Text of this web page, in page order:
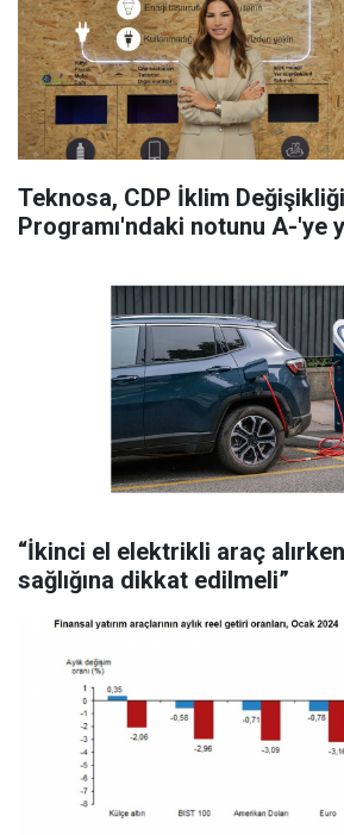
Teknosa, CDP İklim Değişikliği
Programı'ndaki notunu A-'ye
“İkinci el elektrikli araç
sağlığına dikkat edilmeli”